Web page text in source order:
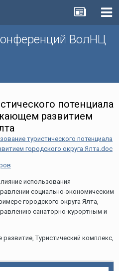
ВолНЦ
потенциала
развитием
туристического потенциала
городского округа Ялта.doc
использования
социально-экономическим
городского округа Ялта,
санаторно-курортным и
Туристический комплекс,